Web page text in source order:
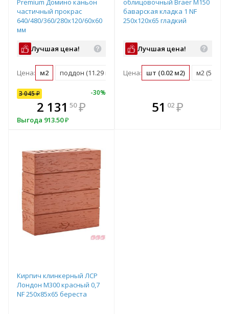
Premium Домино каньон
частичный прокрас
640/480/360/280х120/60х60
мм
Лучшая цена!
Цена: м2 поддон (11.29 м2)
3 045₽ -30%
2 131 50 ₽
Выгода 913.50₽
В комплекте
всегда выгоднее!
облицовочный Braer М150
баварская кладка 1 NF
250x120x65 гладкий
Лучшая цена!
Цена: шт (0.02 м2) м2 (51 шт)
В комплекте
всегда выгоднее!
51 02 ₽
Кирпич клинкерный ЛСР
Лондон М300 красный 0,7
NF 250x85x65 береста